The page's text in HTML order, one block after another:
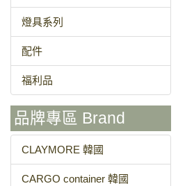
燈具系列
配件
福利品
品牌專區 Brand
CLAYMORE 韓國
CARGO container 韓國